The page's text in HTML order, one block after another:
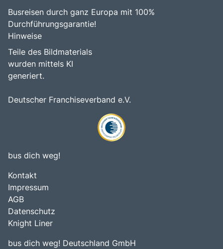
Busreisen durch ganz Europa mit 100%
Durchführungsgarantie!
Hinweise
Teile des Bildmaterials
wurden mittels KI
generiert.
Deutscher Franchiseverband e.V.
bus dich weg!
Kontakt
Impressum
AGB
Datenschutz
Knight Liner
bus dich weg! Deutschland GmbH